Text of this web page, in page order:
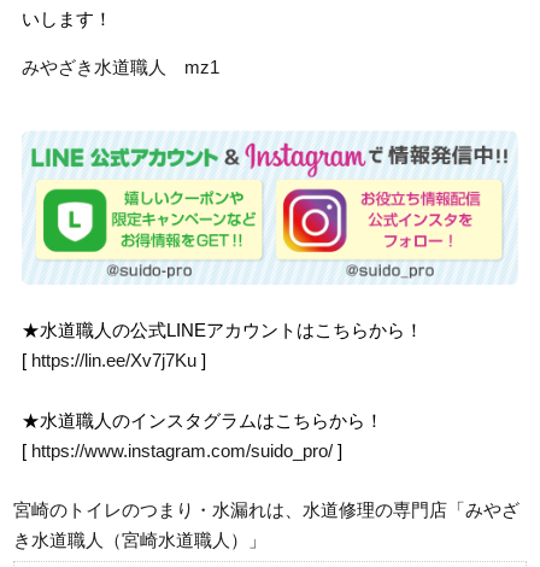
いします！
みやざき水道職人 mz1
★水道職人の公式LINEアカウントはこちらから！
[ https://lin.ee/Xv7j7Ku ]
★水道職人のインスタグラムはこちらから！
[ https://www.instagram.com/suido_pro/ ]
宮崎のトイレのつまり・水漏れは、水道修理の専門店「みやざ
き水道職人（宮崎水道職人）」